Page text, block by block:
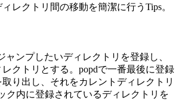
レクトリ間の移動を簡潔に行うTips。
ャンプしたいディレクトリを登録し、
クトリとする。popdで一番最後に登録
り出し、それをカレントディレクトリ
ク内に登録されているディレクトリを